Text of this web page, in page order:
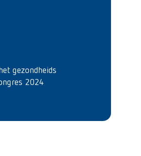
gezondheids
2024